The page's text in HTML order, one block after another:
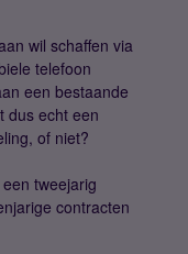
wil schaffen via
telefoon
een bestaande
dus echt een
of niet?
tweejarig
contracten